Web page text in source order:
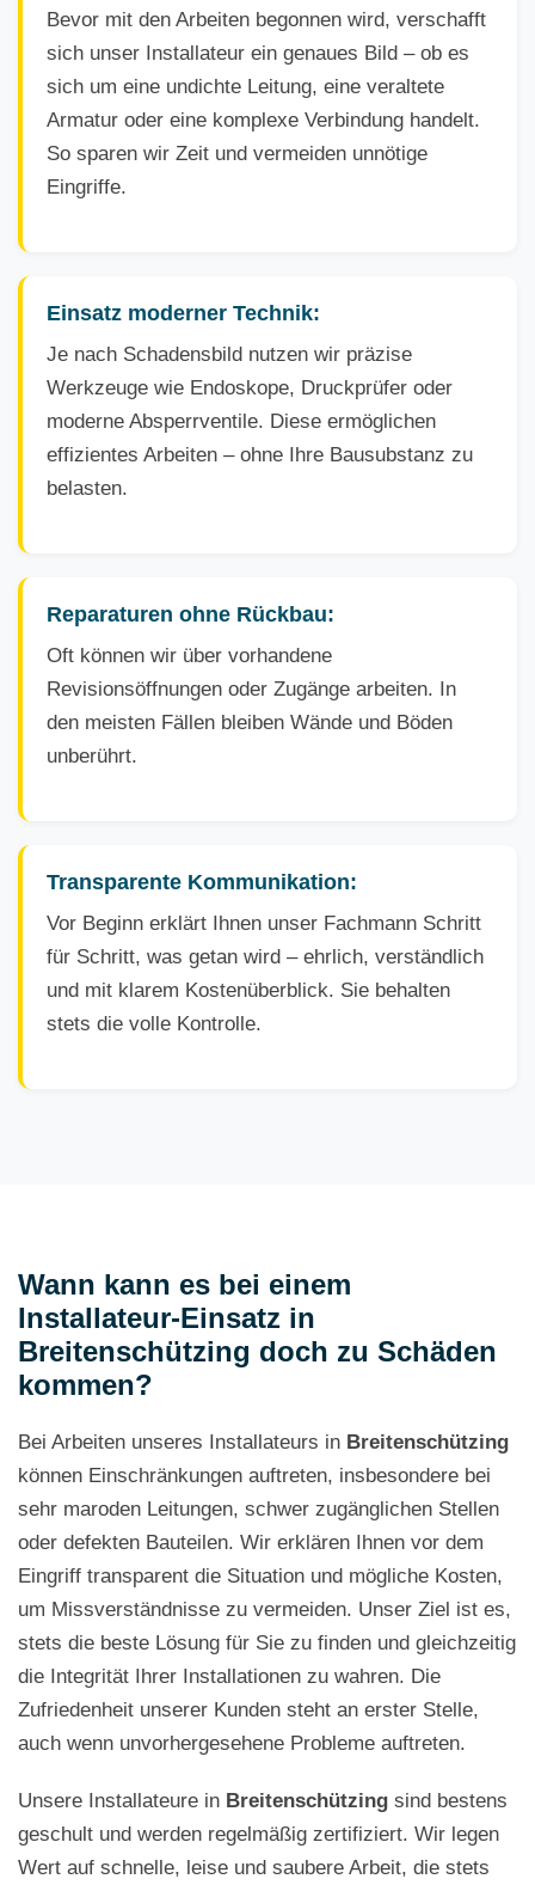
Bevor mit den Arbeiten begonnen wird, verschafft
sich unser Installateur ein genaues Bild – ob es
sich um eine undichte Leitung, eine veraltete
Armatur oder eine komplexe Verbindung handelt.
So sparen wir Zeit und vermeiden unnötige
Eingriffe.
Einsatz moderner Technik:
Je nach Schadensbild nutzen wir präzise
Werkzeuge wie Endoskope, Druckprüfer oder
moderne Absperrventile. Diese ermöglichen
effizientes Arbeiten – ohne Ihre Bausubstanz zu
belasten.
Reparaturen ohne Rückbau:
Oft können wir über vorhandene
Revisionsöffnungen oder Zugänge arbeiten. In
den meisten Fällen bleiben Wände und Böden
unberührt.
Transparente Kommunikation:
Vor Beginn erklärt Ihnen unser Fachmann Schritt
für Schritt, was getan wird – ehrlich, verständlich
und mit klarem Kostenüberblick. Sie behalten
stets die volle Kontrolle.
Wann kann es bei einem
Installateur-Einsatz in
Breitenschützing doch zu Schäden
kommen?
Bei Arbeiten unseres Installateurs in Breitenschützing
können Einschränkungen auftreten, insbesondere bei
sehr maroden Leitungen, schwer zugänglichen Stellen
oder defekten Bauteilen. Wir erklären Ihnen vor dem
Eingriff transparent die Situation und mögliche Kosten,
um Missverständnisse zu vermeiden. Unser Ziel ist es,
stets die beste Lösung für Sie zu finden und gleichzeitig
die Integrität Ihrer Installationen zu wahren. Die
Zufriedenheit unserer Kunden steht an erster Stelle,
auch wenn unvorhergesehene Probleme auftreten.
Unsere Installateure in Breitenschützing sind bestens
geschult und werden regelmäßig zertifiziert. Wir legen
Wert auf schnelle, leise und saubere Arbeit, die stets